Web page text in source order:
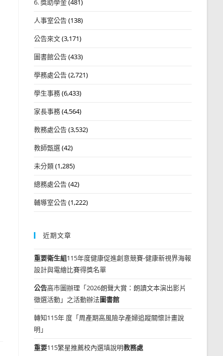
6. 獎助學金(481)
人事室公告(138)
公告來文(3,171)
圖書館公告(433)
學務處公告(2,721)
學生事務(6,433)
家長事務(4,564)
教務處公告(3,532)
教師甄選(42)
未分類(1,285)
總務處公告(42)
輔導室公告(1,222)
近期文章
重要衛生組115年度健康促進創意競賽-健康新視界海報
設計與電繪比賽得獎名單
公告高市圖辦理「2026朗聲大賞：朗讀文本演出影片
徵選活動」之活動辦法圖書館
轉知115年 度「周產期高風險孕產婦追蹤關懷計畫說
明」
重要115繁星推薦校內選填說明教務處